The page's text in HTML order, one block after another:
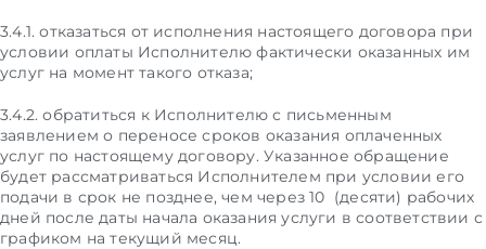
3.4.1. отказаться от исполнения настоящего договора при
условии оплаты Исполнителю фактически оказанных им
услуг на момент такого отказа;
3.4.2. обратиться к Исполнителю с письменным
заявлением о переносе сроков оказания оплаченных
услуг по настоящему договору. Указанное обращение
будет рассматриваться Исполнителем при условии его
подачи в срок не позднее, чем через 10 (десяти) рабочих
дней после даты начала оказания услуги в соответствии с
графиком на текущий месяц.